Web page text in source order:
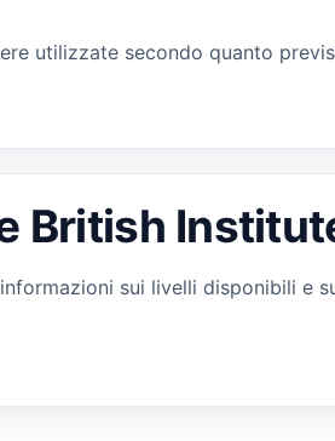
utilizzate secondo quanto
British
sui livelli disponibili e